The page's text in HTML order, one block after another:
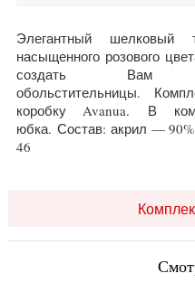
Элегантный шелковый
насыщенного розового
создать Вам
обольстительницы.
коробку Avanua. В
юбка. Состав: акрил —
46